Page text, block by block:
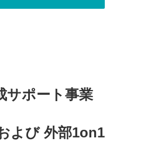
ポート事業
よび 外部1on1